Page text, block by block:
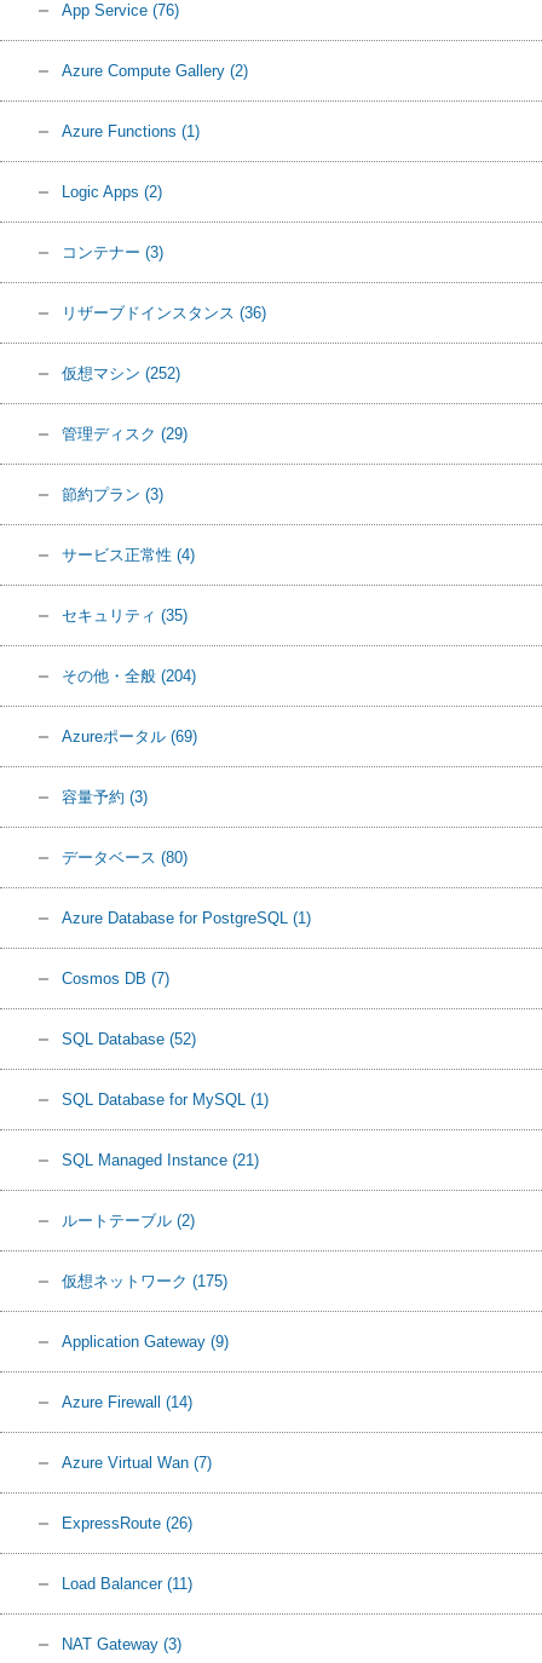
App Service (76)
Azure Compute Gallery (2)
Azure Functions (1)
Logic Apps (2)
コンテナー (3)
リザーブドインスタンス (36)
仮想マシン (252)
管理ディスク (29)
節約プラン (3)
サービス正常性 (4)
セキュリティ (35)
その他・全般 (204)
Azureポータル (69)
容量予約 (3)
データベース (80)
Azure Database for PostgreSQL (1)
Cosmos DB (7)
SQL Database (52)
SQL Database for MySQL (1)
SQL Managed Instance (21)
ルートテーブル (2)
仮想ネットワーク (175)
Application Gateway (9)
Azure Firewall (14)
Azure Virtual Wan (7)
ExpressRoute (26)
Load Balancer (11)
NAT Gateway (3)